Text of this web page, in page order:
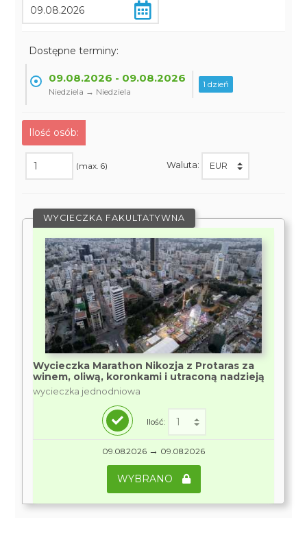
Dostępne terminy:
09.08.2026 - 09.08.2026
Niedziela → Niedziela
1 dzień
Ilość osób:
(max. 6) Waluta:
WYCIECZKA FAKULTATYWNA
Wycieczka Marathon Nikozja z Protaras za
winem, oliwą, koronkami i utraconą nadzieją
wycieczka jednodniowa
Ilość:
09.08.2026 → 09.08.2026
WYBRANO